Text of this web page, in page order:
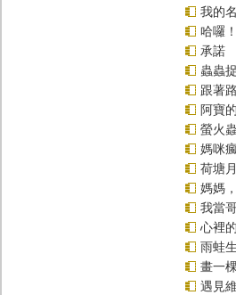
我的
哈囉
承諾
蟲蟲
跟著
阿寶
螢火
媽咪
荷塘
媽媽
我當
心裡
雨蛙
畫一
遇見